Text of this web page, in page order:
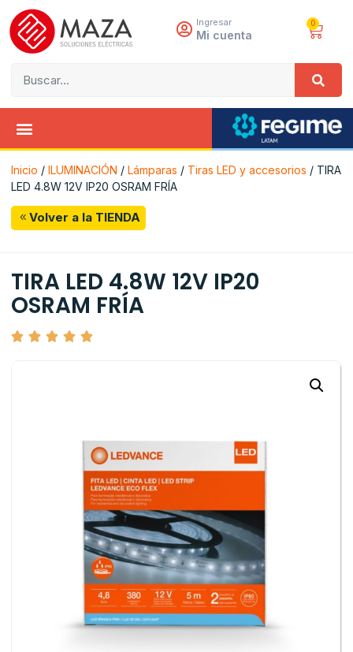
Ingresar
Mi cuenta
0
Inicio / ILUMINACIÓN / Lámparas / Tiras LED y accesorios / TIRA
LED 4.8W 12V IP20 OSRAM FRÍA
Volver a la TIENDA
TIRA LED 4.8W 12V IP20
OSRAM FRÍA